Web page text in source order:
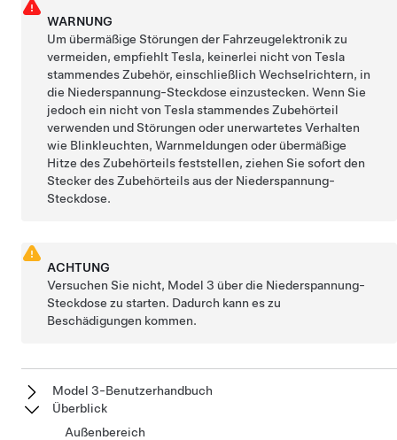
WARNUNG
Um übermäßige Störungen der Fahrzeugelektronik zu
vermeiden, empfiehlt Tesla, keinerlei nicht von Tesla
stammendes Zubehör, einschließlich Wechselrichtern, in
die Niederspannung-Steckdose einzustecken. Wenn Sie
jedoch ein nicht von Tesla stammendes Zubehörteil
verwenden und Störungen oder unerwartetes Verhalten
wie Blinkleuchten, Warnmeldungen oder übermäßige
Hitze des Zubehörteils feststellen, ziehen Sie sofort den
Stecker des Zubehörteils aus der Niederspannung-
Steckdose.
ACHTUNG
Versuchen Sie nicht, Model 3 über die Niederspannung-
Steckdose zu starten. Dadurch kann es zu
Beschädigungen kommen.
Model 3-Benutzerhandbuch
Überblick
Außenbereich